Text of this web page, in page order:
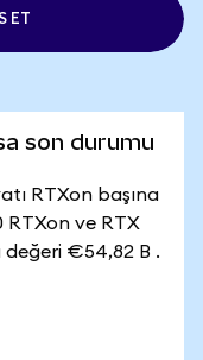
ET
son durumu
RTXon başına
RTXon ve RTX
€54,82 B .